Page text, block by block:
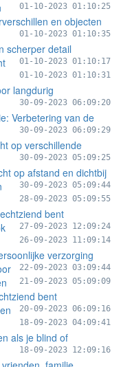
01-10-2023 01:10:25
en objecten
01-10-2023 01:10:35
scherper detail
01-10-2023 01:10:17
01-10-2023 01:10:31
langdurig
30-09-2023 06:09:20
Verbetering van de
30-09-2023 06:09:29
op verschillende
30-09-2023 05:09:25
op afstand en dichtbij
30-09-2023 05:09:44
28-09-2023 05:09:55
bent
27-09-2023 12:09:24
26-09-2023 11:09:14
verzorging
22-09-2023 03:09:44
21-09-2023 05:09:09
bent
20-09-2023 06:09:16
18-09-2023 04:09:41
als je blind of
18-09-2023 12:09:16